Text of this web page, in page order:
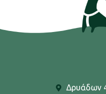
Δρυάδων